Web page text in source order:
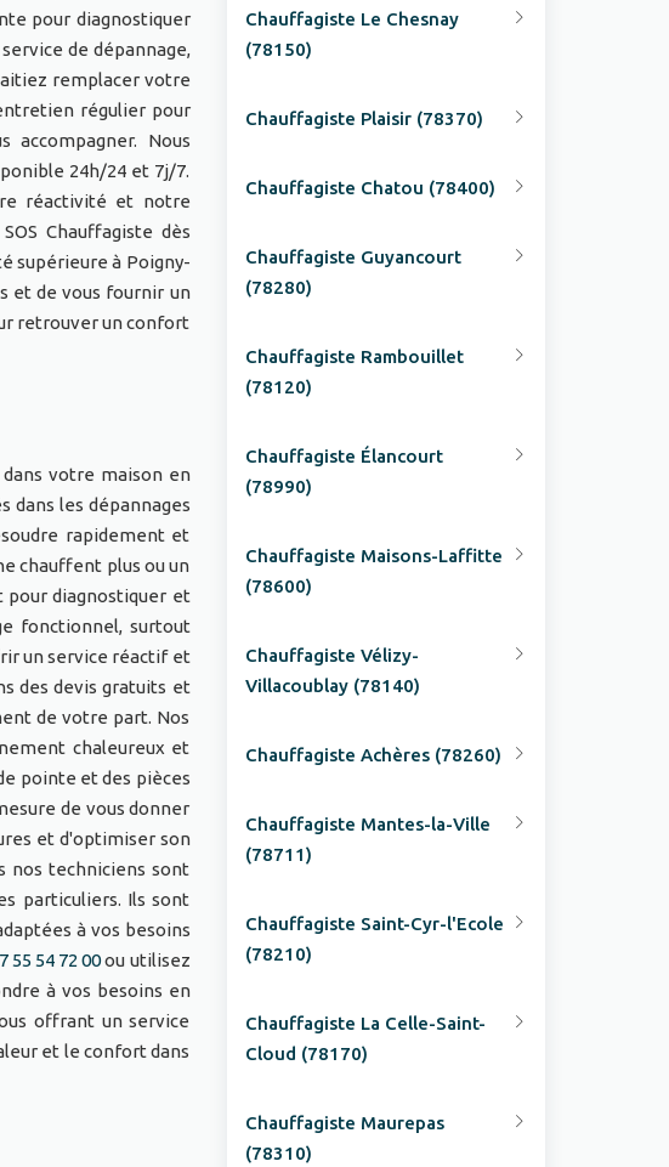
pour diagnostiquer
de dépannage,
remplacer votre
régulier pour
Nous
24h/24 et 7j/7.
réactivité et notre
Chauffagiste dès
supérieure à Poigny-
et de vous fournir un
retrouver un confort
votre maison en
dans les dépannages
rapidement et
chauffent plus ou un
diagnostiquer et
fonctionnel, surtout
un service réactif et
des devis gratuits et
de votre part. Nos
chaleureux et
pointe et des pièces
de vous donner
et d'optimiser son
nos techniciens sont
particuliers. Ils sont
à vos besoins
55 54 72 00ou utilisez
à vos besoins en
offrant un service
et le confort dans
Chauffagiste Le Chesnay
(78150)
Chauffagiste Plaisir (78370)
Chauffagiste Chatou (78400)
Chauffagiste Guyancourt
(78280)
Chauffagiste Rambouillet
(78120)
Chauffagiste Élancourt
(78990)
Chauffagiste Maisons-Laffitte
(78600)
Chauffagiste Vélizy-
Villacoublay (78140)
Chauffagiste Achères (78260)
Chauffagiste Mantes-la-Ville
(78711)
Chauffagiste Saint-Cyr-l'Ecole
(78210)
Chauffagiste La Celle-Saint-
Cloud (78170)
Chauffagiste Maurepas
(78310)